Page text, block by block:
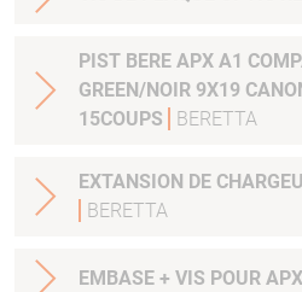
PIST BERE APX A1
GREEN/NOIR 9X19
15COUPS
BERETTA
EXTANSION DE
BERETTA
EMBASE + VIS POUR